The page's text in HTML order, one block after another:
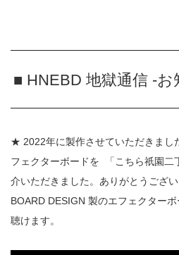
■ HNEBD 地獄通信 -お
★ 2022年に製作させていただきまし
フェクターボードを
「こちら祇園
介いただきました。ありがとうござ
BOARD DESIGN 製のエフェクター
聴けます。